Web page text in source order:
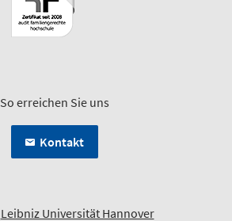
So erreichen Sie uns
Kontakt
Leibniz Universität Hannover